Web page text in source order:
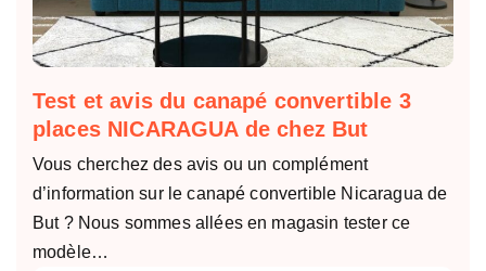
Test et avis du canapé convertible 3
places NICARAGUA de chez But
Vous cherchez des avis ou un complément
d’information sur le canapé convertible Nicaragua de
But ? Nous sommes allées en magasin tester ce
modèle…